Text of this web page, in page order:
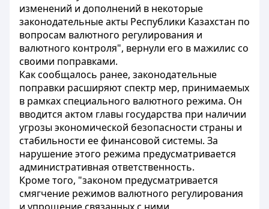
изменений и дополнений в некоторые
законодательные акты Республики Казахстан по
вопросам валютного регулирования и
валютного контроля", вернули его в мажилис со
своими поправками.
Как сообщалось ранее, законодательные
поправки расширяют спектр мер, принимаемых
в рамках специального валютного режима. Он
вводится актом главы государства при наличии
угрозы экономической безопасности страны и
стабильности ее финансовой системы. За
нарушение этого режима предусматривается
административная ответственность.
Кроме того, "законом предусматривается
смягчение режимов валютного регулирования